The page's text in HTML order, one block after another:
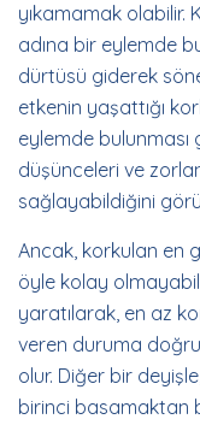
yıkamamak olabilir.
adına bir eylemde
dürtüsü giderek
etkenin yaşattığı
eylemde bulunması
düşünceleri ve
sağlayabildiğini
Ancak, korkulan en
öyle kolay
yaratılarak, en az
veren duruma
olur. Diğer bir
birinci basamaktan